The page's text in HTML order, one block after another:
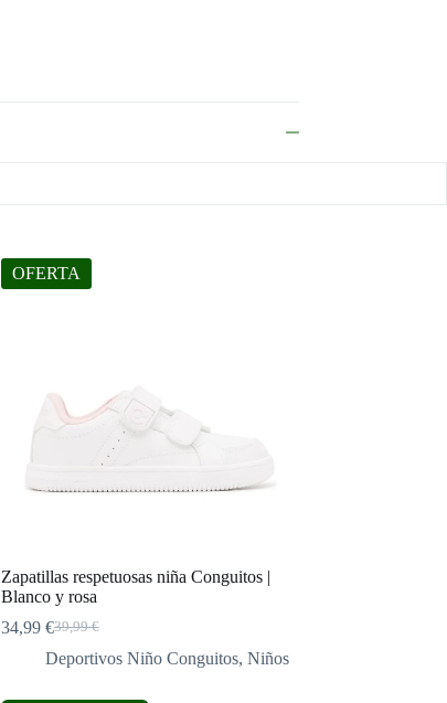
OFERTA
Zapatillas respetuosas niña Conguitos |
Blanco y rosa
39,99€
El
precio
34,99 €El
precio
Deportivos Niño Conguitos, Niños